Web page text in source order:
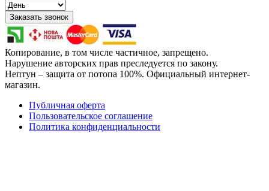
Заказать звонок
Копирование, в том числе частичное, запрещено.
Нарушение авторских прав преследуется по закону.
Нептун – защита от потопа 100%. Официальный интернет-
магазин.
Публичная оферта
Пользовательское соглашение
Политика конфиденциальности